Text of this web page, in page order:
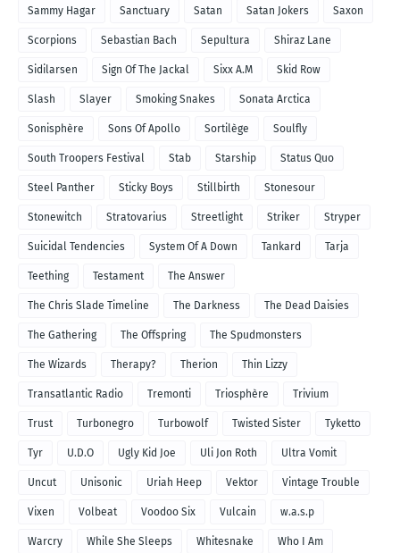
Sammy Hagar Sanctuary Satan Satan Jokers Saxon
Scorpions Sebastian Bach Sepultura Shiraz Lane
Sidilarsen Sign Of The Jackal Sixx A.M Skid Row
Slash Slayer Smoking Snakes Sonata Arctica
Sonisphère Sons Of Apollo Sortilège Soulfly
South Troopers Festival Stab Starship Status Quo
Steel Panther Sticky Boys Stillbirth Stonesour
Stonewitch Stratovarius Streetlight Striker Stryper
Suicidal Tendencies System Of A Down Tankard Tarja
Teething Testament The Answer
The Chris Slade Timeline The Darkness The Dead Daisies
The Gathering The Offspring The Spudmonsters
The Wizards Therapy? Therion Thin Lizzy
Transatlantic Radio Tremonti Triosphère Trivium
Trust Turbonegro Turbowolf Twisted Sister Tyketto
Tyr U.D.O Ugly Kid Joe Uli Jon Roth Ultra Vomit
Uncut Unisonic Uriah Heep Vektor Vintage Trouble
Vixen Volbeat Voodoo Six Vulcain w.a.s.p
Warcry While She Sleeps Whitesnake Who I Am